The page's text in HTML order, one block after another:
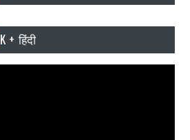
K + हिंदी